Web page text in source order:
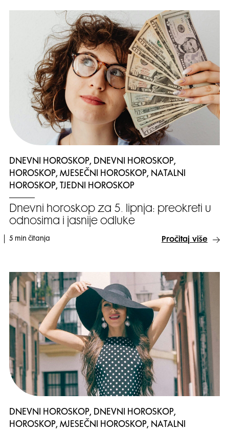
DNEVNI HOROSKOP, DNEVNI HOROSKOP,
HOROSKOP, MJESEČNI HOROSKOP, NATALNI
HOROSKOP, TJEDNI HOROSKOP
Dnevni horoskop za 5. lipnja: preokreti u
odnosima i jasnije odluke
5 min čitanja Pročitaj više
DNEVNI HOROSKOP, DNEVNI HOROSKOP,
HOROSKOP, MJESEČNI HOROSKOP, NATALNI